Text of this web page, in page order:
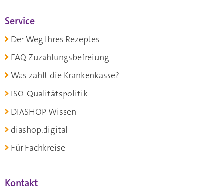
Service
Der Weg Ihres Rezeptes
FAQ Zuzahlungsbefreiung
Was zahlt die Krankenkasse?
ISO-Qualitätspolitik
DIASHOP Wissen
diashop.digital
Für Fachkreise
Kontakt